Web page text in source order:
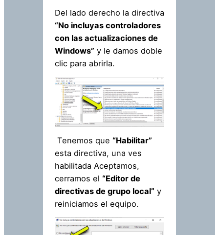
Del lado derecho la directiva
“No incluyas controladores
con las actualizaciones de
Windows” y le damos doble
clic para abrirla.
Tenemos que “Habilitar”
esta directiva, una ves
habilitada Aceptamos,
cerramos el “Editor de
directivas de grupo local” y
reiniciamos el equipo.